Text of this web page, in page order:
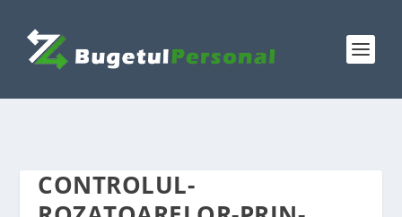
CONTROLUL-